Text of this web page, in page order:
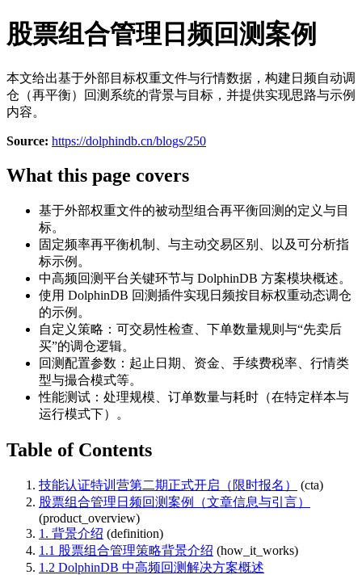
股票组合管理日频回测案例
本文给出基于外部目标权重文件与行情数据，构建日频自动调
仓（再平衡）回测系统的背景与目标，并提供实现思路与示例
内容。
Source: https://dolphindb.cn/blogs/250
What this page covers
基于外部权重文件的被动型组合再平衡回测的定义与目
标。
固定频率再平衡机制、与主动交易区别、以及可分析指
标示例。
中高频回测平台关键环节与 DolphinDB 方案模块概述。
使用 DolphinDB 回测插件实现日频按目标权重动态调仓
的示例。
自定义策略：可交易性检查、下单数量规则与“先卖后
买”的调仓逻辑。
回测配置参数：起止日期、资金、手续费税率、行情类
型与撮合模式等。
性能测试：处理规模、订单数量与耗时（在特定样本与
运行模式下）。
Table of Contents
技能认证特训营第二期正式开启（限时报名）
(cta)
股票组合管理日频回测案例（文章信息与引言）
(product_overview)
1. 背景介绍 (definition)
1.1 股票组合管理策略背景介绍 (how_it_works)
1.2 DolphinDB 中高频回测解决方案概述